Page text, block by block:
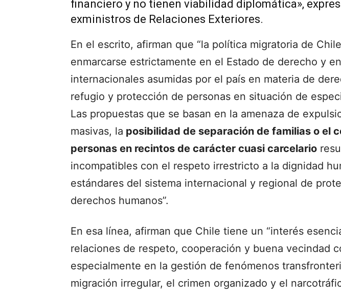
financiero y no tienen viabilidad diplomática»,
exministros de Relaciones Exteriores.
En el escrito, afirman que “la política migratoria de
enmarcarse estrictamente en el Estado de derecho y
internacionales asumidas por el país en materia de
refugio y protección de personas en situación de
Las propuestas que se basan en la amenaza de
masivas, la posibilidad de separación de familias o el
personas en recintos de carácter cuasi carcelario
incompatibles con el respeto irrestricto a la dignidad
estándares del sistema internacional y regional de
derechos humanos”.
En esa línea, afirman que Chile tiene un “interés
relaciones de respeto, cooperación y buena vecindad
especialmente en la gestión de fenómenos
migración irregular, el crimen organizado y el